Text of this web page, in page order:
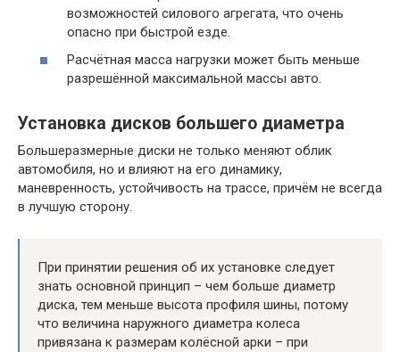
возможностей силового агрегата, что очень
опасно при быстрой езде.
Расчётная масса нагрузки может быть меньше
разрешённой максимальной массы авто.
Установка дисков большего диаметра
Большеразмерные диски не только меняют облик
автомобиля, но и влияют на его динамику,
маневренность, устойчивость на трассе, причём не всегда
в лучшую сторону.
При принятии решения об их установке следует
знать основной принцип – чем больше диаметр
диска, тем меньше высота профиля шины, потому
что величина наружного диаметра колеса
привязана к размерам колёсной арки – при